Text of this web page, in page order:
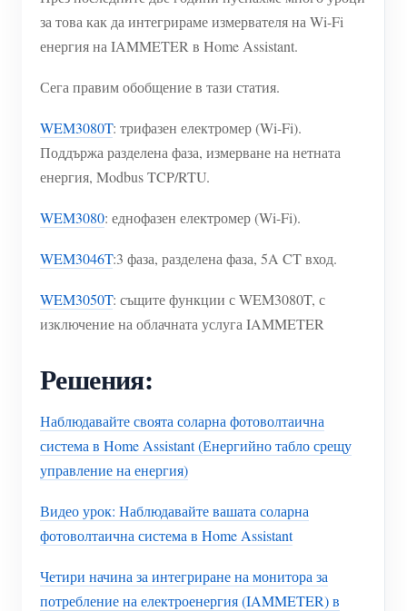
за това как да интегрираме измервателя на Wi-Fi
енергия на IAMMETER в Home Assistant.
Сега правим обобщение в тази статия.
WEM3080T: трифазен електромер (Wi-Fi).
Поддържа разделена фаза, измерване на нетната
енергия, Modbus TCP/RTU.
WEM3080: еднофазен електромер (Wi-Fi).
WEM3046T:3 фаза, разделена фаза, 5A CT вход.
WEM3050T: същите функции с WEM3080T, с
изключение на облачната услуга IAMMETER
Решения:
Наблюдавайте своята соларна фотоволтаична
система в Home Assistant (Енергийно табло срещу
управление на енергия)
Видео урок: Наблюдавайте вашата соларна
фотоволтаична система в Home Assistant
Четири начина за интегриране на монитора за
потребление на електроенергия (IAMMETER) в